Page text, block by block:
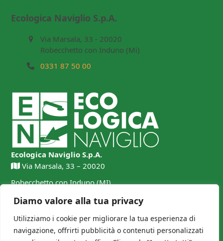
Diamo valore alla tua privacy
Utilizziamo i cookie per migliorare la tua esperienza di
navigazione, offrirti pubblicità o contenuti personalizzati
Ecologica Naviglio S.p.A.
Via Marsala, 33 - 20020
Robecchetto con Induno (Mi)
0331 87 50 00
Ecologica Naviglio S.p.A.
Via Marsala, 33 – 20020
Robecchetto con Induno (MI)